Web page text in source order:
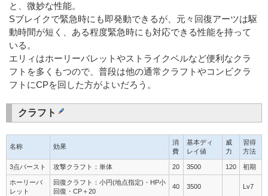
と、微妙な性能。
Sブレイクで緊急時にも即発動できるが、元々回復アーツは駆
動時間が短く、ある程度緊急時にも対応できる性能を持って
いる。
エリィはホーリーバレットやストライクベルなど便利なクラ
フトを多くもつので、普段は他の通常クラフトやコンビクラ
フトにCPを回した方がよいだろう。
クラフト
名称 効果
消
費
基本ディ
レイ値
威
力
習得
方法
3点バースト 攻撃クラフト：単体 20 3500 120 初期
ホーリーバ
レット
回復クラフト：小円(地点指定)・HP小
回復・CP＋20
40 3500 Lv7